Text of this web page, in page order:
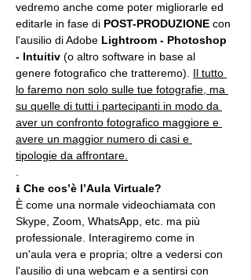
vedremo anche come poter migliorarle ed
editarle in fase di POST-PRODUZIONE con
l'ausilio di Adobe Lightroom - Photoshop
- Intuitiv (o altro software in base al
genere fotografico che tratteremo). Il tutto
lo faremo non solo sulle tue fotografie, ma
su quelle di tutti i partecipanti in modo da
aver un confronto fotografico maggiore e
avere un maggior numero di casi e
tipologie da affrontare.
ℹ Che cos’è l’Aula Virtuale?
È come una normale videochiamata con
Skype, Zoom, WhatsApp, etc. ma più
professionale. Interagiremo come in
un'aula vera e propria; oltre a vedersi con
l'ausilio di una webcam e a sentirsi con